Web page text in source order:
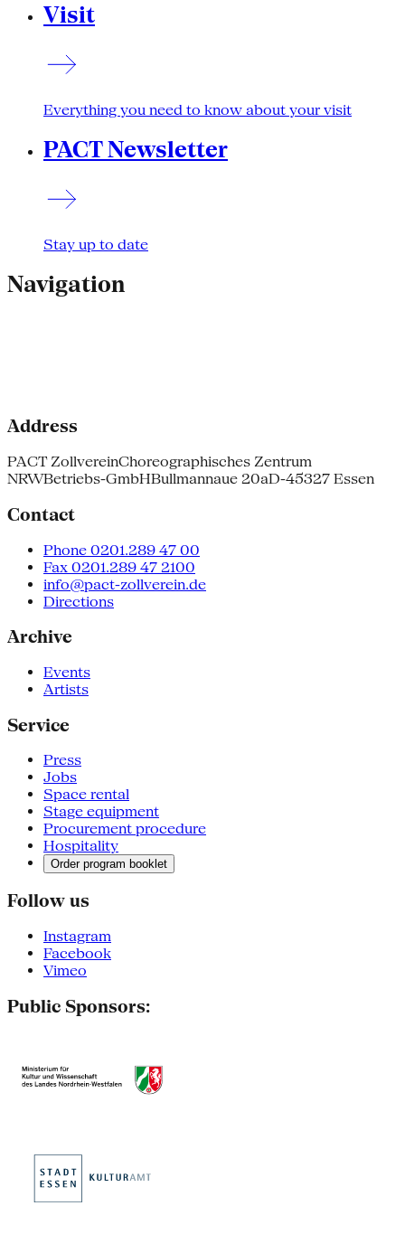
Visit
Everything you need to know about your visit
PACT Newsletter
Stay up to date
Navigation
Address
PACT ZollvereinChoreographisches Zentrum
NRWBetriebs-GmbHBullmannaue 20aD-45327 Essen
Contact
Phone 0201.289 47 00
Fax 0201.289 47 2100
info@pact-zollverein.de
Directions
Archive
Events
Artists
Service
Press
Jobs
Space rental
Stage equipment
Procurement procedure
Hospitality
Order program booklet
Follow us
Instagram
Facebook
Vimeo
Public Sponsors: